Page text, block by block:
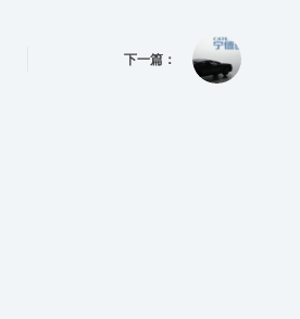
下一篇：